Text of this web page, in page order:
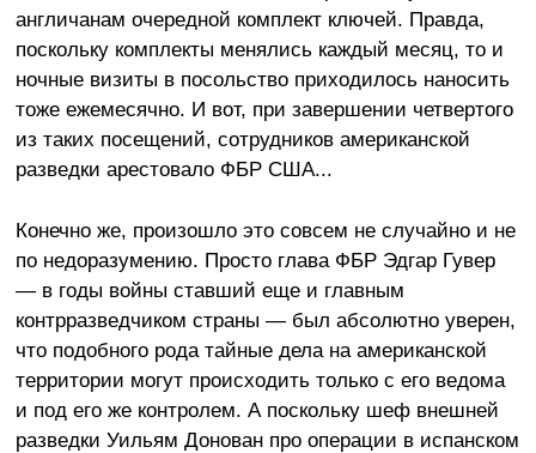
англичанам очередной комплект ключей. Правда,
поскольку комплекты менялись каждый месяц, то и
ночные визиты в посольство приходилось наносить
тоже ежемесячно. И вот, при завершении четвертого
из таких посещений, сотрудников американской
разведки арестовало ФБР США...
Конечно же, произошло это совсем не случайно и не
по недоразумению. Просто глава ФБР Эдгар Гувер
— в годы войны ставший еще и главным
контрразведчиком страны — был абсолютно уверен,
что подобного рода тайные дела на американской
территории могут происходить только с его ведома
и под его же контролем. А поскольку шеф внешней
разведки Уильям Донован про операции в испанском